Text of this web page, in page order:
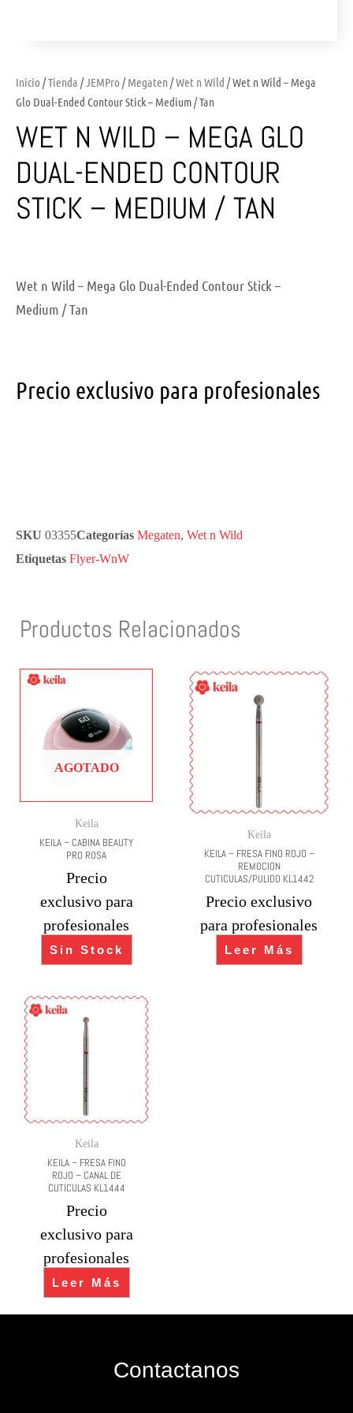
Inicio /Tienda /JEMPro /Megaten /Wet n Wild / Wet n Wild – Mega
Glo Dual-Ended Contour Stick – Medium / Tan
WET N WILD – MEGA GLO
DUAL-ENDED CONTOUR
STICK – MEDIUM / TAN
Wet n Wild – Mega Glo Dual-Ended Contour Stick –
Medium / Tan
Precio exclusivo para profesionales
SKU 03355Categorías Megaten, Wet n Wild
Etiquetas Flyer-WnW
Productos Relacionados
AGOTADO
Keila
KEILA – CABINA BEAUTY
PRO ROSA
Precio
exclusivo para
profesionales
Sin Stock
Keila
KEILA – FRESA FINO ROJO –
REMOCION
CUTICULAS/PULIDO KL1442
Precio exclusivo
para profesionales
Leer Más
Keila
KEILA – FRESA FINO
ROJO – CANAL DE
CUTICULAS KL1444
Precio
exclusivo para
profesionales
Leer Más
Contactanos